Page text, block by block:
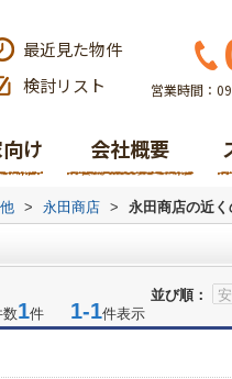
最近見た物件
検討リスト
営業時間：
け 会社概要
> 永田商店 > 永田商店の近く
並び順：
数1件 1-1件表示